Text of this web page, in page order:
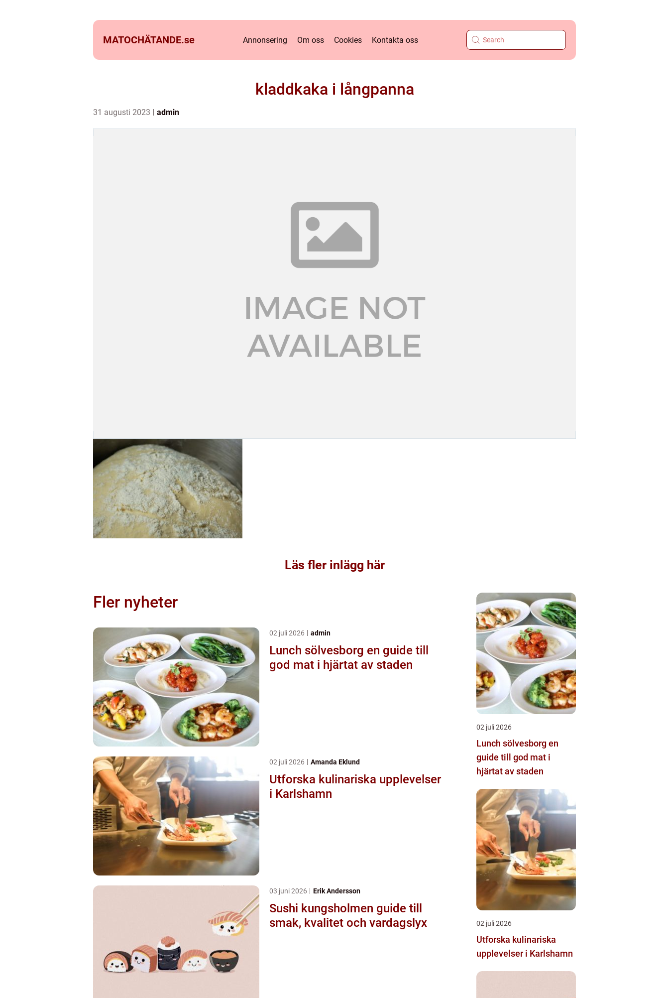
MATOCHÄTANDE.se Annonsering Om oss Cookies Kontakta oss
kladdkaka i långpanna
31 augusti 2023 admin
Läs fler inlägg här
Fler nyheter
02 juli 2026 admin
Lunch sölvesborg en guide till
god mat i hjärtat av staden
02 juli 2026 Amanda Eklund
Utforska kulinariska upplevelser
i Karlshamn
03 juni 2026 Erik Andersson
Sushi kungsholmen guide till
smak, kvalitet och vardagslyx
02 juli 2026
Lunch sölvesborg en
guide till god mat i
hjärtat av staden
02 juli 2026
Utforska kulinariska
upplevelser i Karlshamn